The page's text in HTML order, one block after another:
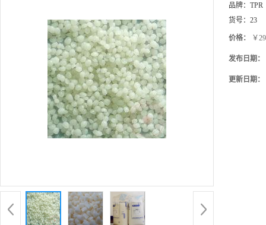
品牌： TPR
货号： 23
价格： ￥
发布日期：
更新日期：